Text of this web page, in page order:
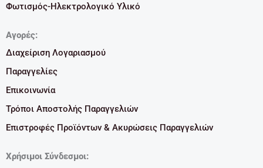
Φωτισμός-Ηλεκτρολογικό Υλικό
Αγορές:
Διαχείριση Λογαριασμού
Παραγγελίες
Επικοινωνία
Τρόποι Αποστολής Παραγγελιών
Επιστροφές Προϊόντων & Ακυρώσεις Παραγγελιών
Χρήσιμοι Σύνδεσμοι: